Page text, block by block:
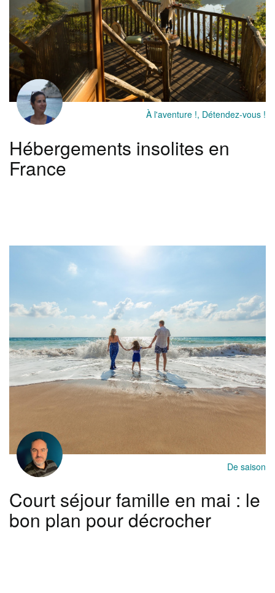
Lire l'article
À l'aventure !, Détendez-vous !
Hébergements insolites en
France
De saison
Court séjour famille en mai : le
bon plan pour décrocher